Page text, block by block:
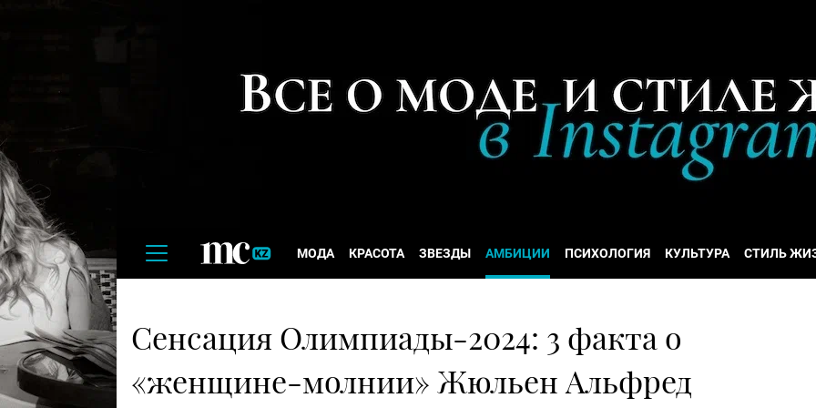
МОДА КРАСОТА ЗВЕЗДЫ АМБИЦИИ ПСИХОЛОГИЯ КУЛЬТУРА СТИЛЬ
Сенсация Олимпиады-2024: 3 факта о
«женщине-молнии» Жюльен Альфред